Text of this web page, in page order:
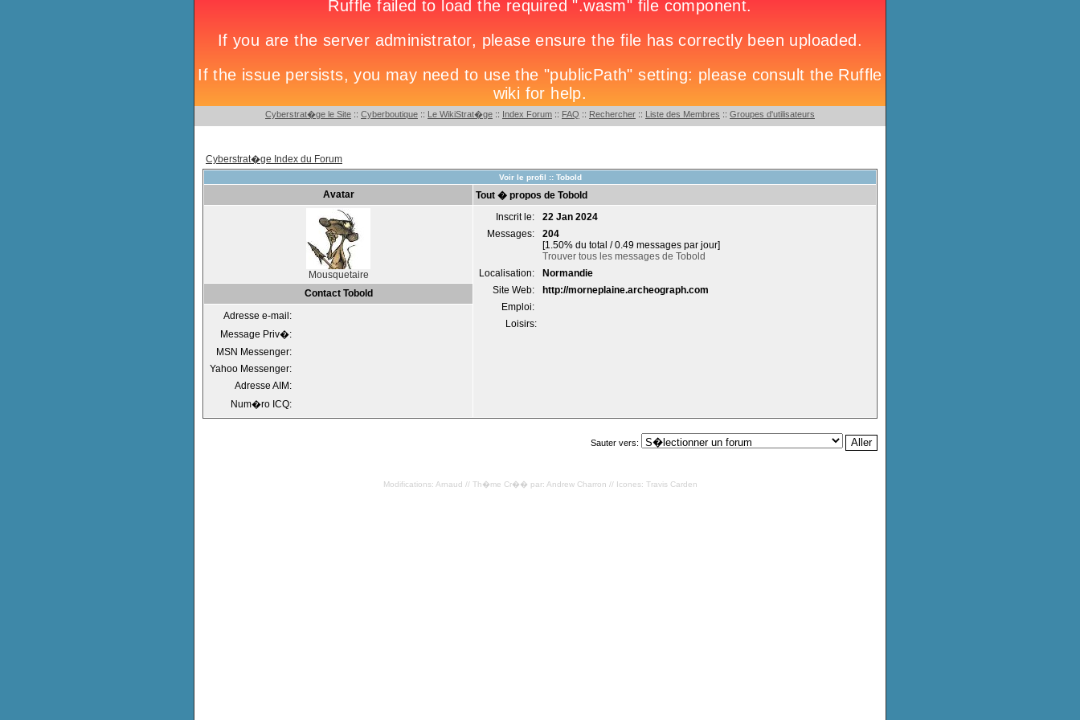
Cyberstrat�ge le Site :: Cyberboutique :: Le WikiStrat�ge :: Index Forum :: FAQ :: Rechercher :: Liste des Membres :: Groupes d'utilisateurs
Cyberstrat�ge Index du Forum
Voir le profil :: Tobold
Avatar Tout � propos de Tobold
Mousquetaire
Inscrit le:
22 Jan 2024
Messages:
204
[1.50% du total / 0.49 messages par jour]
Trouver tous les messages de Tobold
Localisation:
Normandie
Site Web:
http://morneplaine.archeograph.com
Emploi:
Loisirs:
Contact Tobold
Adresse e-mail:
Message Priv�:
MSN Messenger:
Yahoo Messenger:
Adresse AIM:
Num�ro ICQ:
Sauter vers:
Modifications: Arnaud // Th�me Cr�� par: Andrew Charron // Icones: Travis Carden